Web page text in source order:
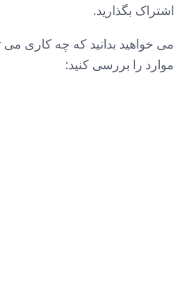
اشتراک بگذارید.
موارد را بررسی کنید: